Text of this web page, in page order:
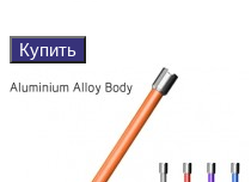
Купить